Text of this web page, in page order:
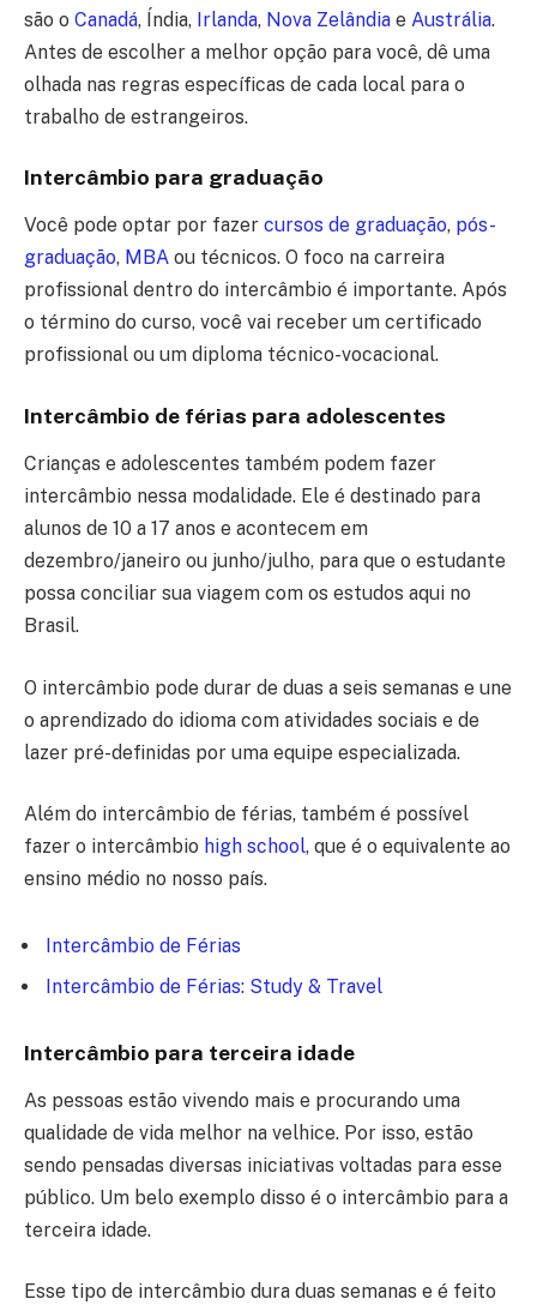
são o Canadá, Índia, Irlanda, Nova Zelândia e Austrália.
Antes de escolher a melhor opção para você, dê uma
olhada nas regras específicas de cada local para o
trabalho de estrangeiros.
Intercâmbio para graduação
Você pode optar por fazer cursos de graduação, pós-
graduação, MBA ou técnicos. O foco na carreira
profissional dentro do intercâmbio é importante. Após
o término do curso, você vai receber um certificado
profissional ou um diploma técnico-vocacional.
Intercâmbio de férias para adolescentes
Crianças e adolescentes também podem fazer
intercâmbio nessa modalidade. Ele é destinado para
alunos de 10 a 17 anos e acontecem em
dezembro/janeiro ou junho/julho, para que o estudante
possa conciliar sua viagem com os estudos aqui no
Brasil.
O intercâmbio pode durar de duas a seis semanas e une
o aprendizado do idioma com atividades sociais e de
lazer pré-definidas por uma equipe especializada.
Além do intercâmbio de férias, também é possível
fazer o intercâmbio high school, que é o equivalente ao
ensino médio no nosso país.
Intercâmbio de Férias
Intercâmbio de Férias: Study & Travel
Intercâmbio para terceira idade
As pessoas estão vivendo mais e procurando uma
qualidade de vida melhor na velhice. Por isso, estão
sendo pensadas diversas iniciativas voltadas para esse
público. Um belo exemplo disso é o intercâmbio para a
terceira idade.
Esse tipo de intercâmbio dura duas semanas e é feito